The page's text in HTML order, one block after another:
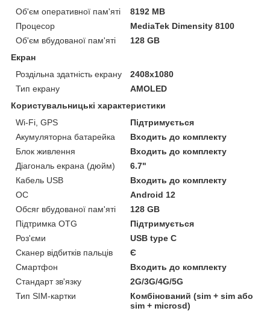
Об'єм оперативної пам'яті
8192 MB
Процесор
MediaTek Dimensity 8100
Об'єм вбудованої пам'яті
128 GB
Екран
Роздільна здатність екрану
2408x1080
Тип екрану
AMOLED
Користувальницькі характеристики
Wi-Fi, GPS
Підтримується
Акумуляторна батарейка
Входить до комплекту
Блок живлення
Входить до комплекту
Діагональ екрана (дюйм)
6.7"
Кабель USB
Входить до комплекту
ОС
Android 12
Обсяг вбудованої пам'яті
128 GB
Підтримка OTG
Підтримується
Роз'єми
USB type C
Сканер відбитків пальців
Є
Смартфон
Входить до комплекту
Стандарт зв'язку
2G/3G/4G/5G
Тип SIM-картки
Комбінований (sim + sim або
sim + microsd)